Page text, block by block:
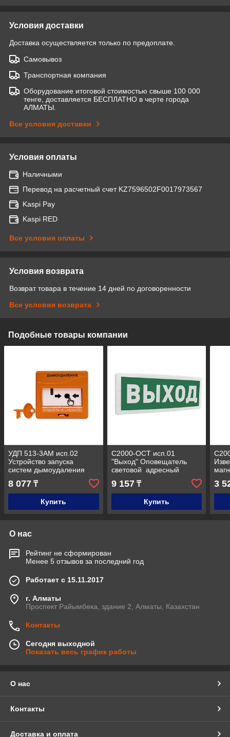
Условия доставки
Доставка осуществляется только по предоплате.
Самовывоз
Транспортная компания
Оборудование итоговой стоимостью свыше 100 000
тенге, доставляется БЕСПЛАТНО в черте города
АЛМАТЫ.
Все условия доставки
Условия оплаты
Наличными
Перевод на расчетный счет KZ7596502F0017973567
Kaspi Pay
Kaspi RED
Все условия оплаты
Условия возврата
Возврат товара в течение 14 дней по договоренности
Все условия возврата
Подобные товары компании
УДП 513-3АМ исп.02
Устройство запуска
систем дымоудаления
8 077 ₸
Купить
С2000-ОСТ исп.01
"Выход" Оповещатель
световой адресный
9 157₸
Купить
3
О нас
Рейтинг не сформирован
Менее 5 отзывов за последний год
Работает с 15.11.2017
г. Алматы
Проспект Райымбека, здание 2, Алматы, Казахстан
Контакты
Сегодня выходной
Показать весь график работы
О нас
Контакты
Доставка и оплата